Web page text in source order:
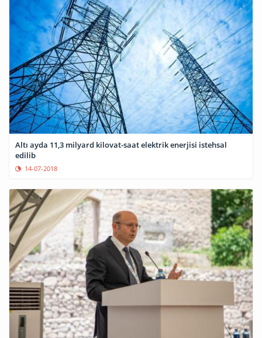
Altı ayda 11,3 milyard kilovat-saat elektrik enerjisi istehsal
edilib
14-07-2018